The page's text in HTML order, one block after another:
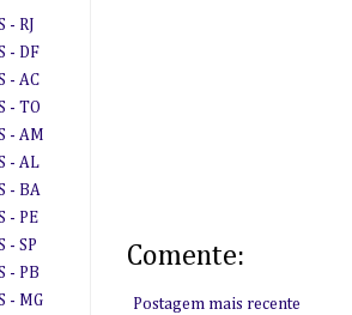
Comente:
Postagem mais recente
- RJ
- DF
- AC
- TO
- AM
- AL
- BA
- PE
- SP
- PB
- MG